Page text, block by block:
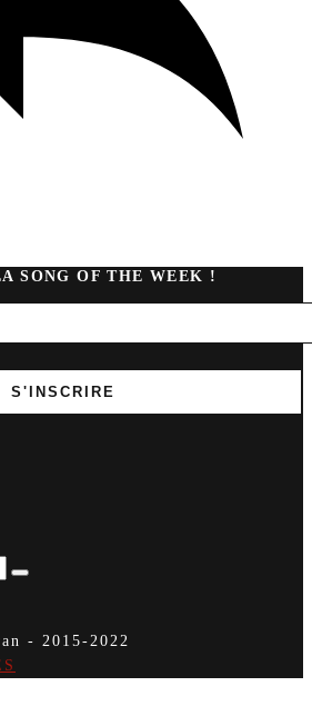
SONG OF THE WEEK !
- 2015-2022